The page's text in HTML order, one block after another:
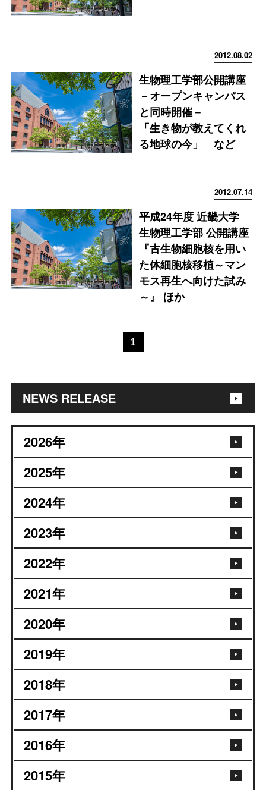
NEWS RELEASE
2026年
2025年
2024年
2023年
2022年
2021年
2020年
2019年
2018年
2017年
2016年
2015年
2012.08.02
生物理工学部公開講座
－オープンキャンパス
と同時開催－
「生き物が教えてくれ
る地球の今」 など
2012.07.14
平成24年度 近畿大学
生物理工学部 公開講座
『古生物細胞核を用い
た体細胞核移植～マン
モス再生へ向けた試み
～』 ほか
1